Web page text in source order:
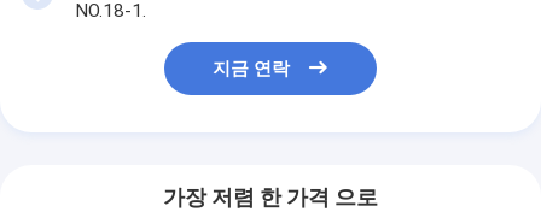
NO.18-1.
지금 연락
가장 저렴 한 가격 으로